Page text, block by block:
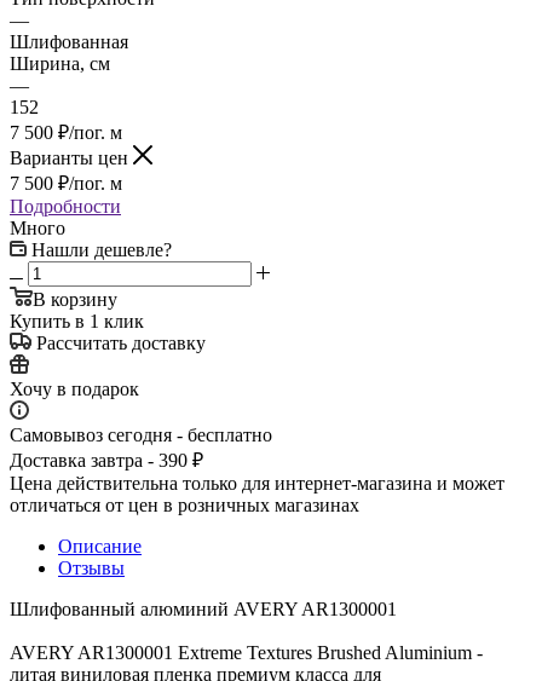
—
Шлифованная
Ширина, см
—
152
7 500 ₽/пог. м
Варианты цен
7 500 ₽/пог. м
Подробности
Много
Нашли дешевле?
В корзину
Купить в 1 клик
Рассчитать доставку
Хочу в подарок
Самовывоз сегодня - бесплатно
Доставка завтра - 390 ₽
Цена действительна только для интернет-магазина и может
отличаться от цен в розничных магазинах
Описание
Отзывы
Шлифованный алюминий AVERY AR1300001
AVERY AR1300001 Extreme Textures Brushed Aluminium -
литая виниловая пленка премиум класса для